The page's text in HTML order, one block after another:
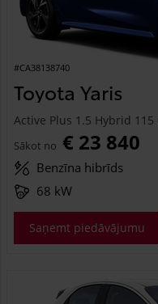
#CA38138740
Toyota Yaris
Active Plus 1.5 Hybrid 115
Sākot no € 23 840
Benzīna hibrīds
68 kW
Saņemt piedāvājumu